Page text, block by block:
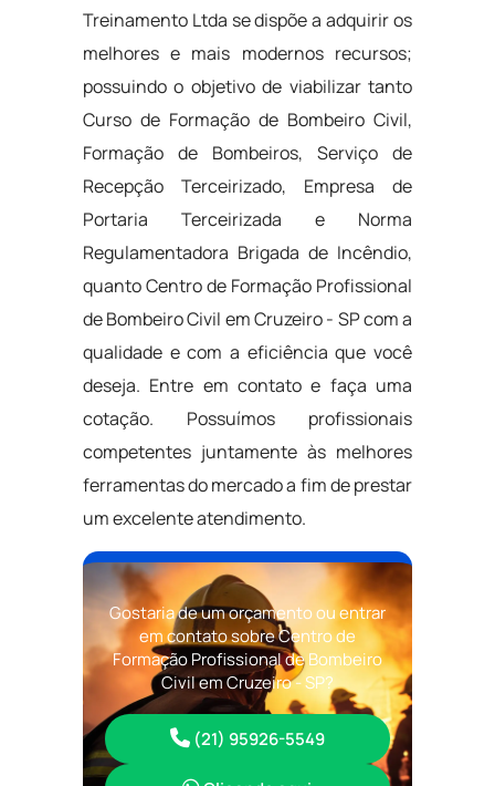
Treinamento Ltda se dispõe a adquirir os
melhores e mais modernos recursos;
possuindo o objetivo de viabilizar tanto
Curso de Formação de Bombeiro Civil,
Formação de Bombeiros, Serviço de
Recepção Terceirizado, Empresa de
Portaria Terceirizada e Norma
Regulamentadora Brigada de Incêndio,
quanto Centro de Formação Profissional
de Bombeiro Civil em Cruzeiro - SP com a
qualidade e com a eficiência que você
deseja. Entre em contato e faça uma
cotação. Possuímos profissionais
competentes juntamente às melhores
ferramentas do mercado a fim de prestar
um excelente atendimento.
Gostaria de um orçamento ou entrar
em contato sobre Centro de
Formação Profissional de Bombeiro
Civil em Cruzeiro - SP?
(21) 95926-5549